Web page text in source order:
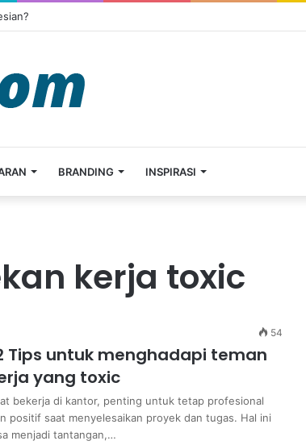
BRANDING INSPIRASI
kerja toxic
54
Tips untuk menghadapi teman
yang toxic
bekerja di kantor, penting untuk tetap profesional
positif saat menyelesaikan proyek dan tugas. Hal ini
menjadi tantangan,…